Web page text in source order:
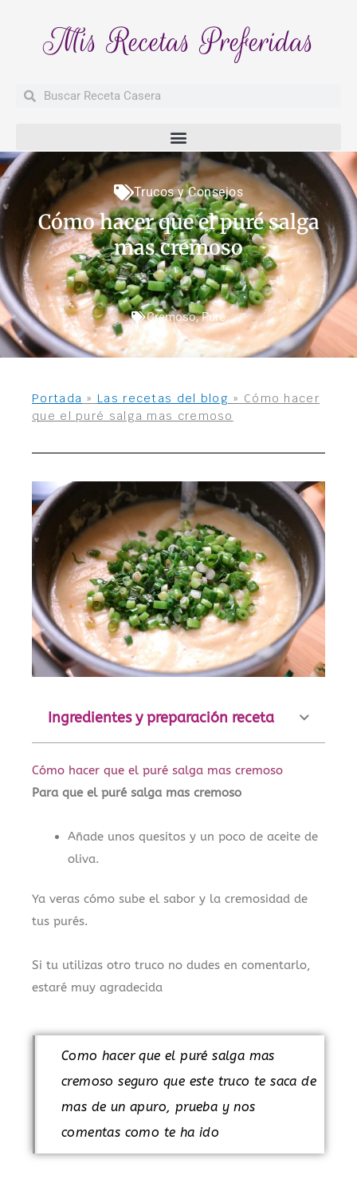
Mis Recetas Preferidas
BuscarBuscar
Trucos y Consejos
Cómo hacer que el puré salga
mas cremoso
Cremoso,Pure
Portada » Las recetas del blog » Cómo hacer
que el puré salga mas cremoso
Ingredientes y preparación receta
Cómo hacer que el puré salga mas cremoso
Para que el puré salga mas cremoso
Añade unos quesitos y un poco de aceite de
oliva.
Ya veras cómo sube el sabor y la cremosidad de
tus purés.
Si tu utilizas otro truco no dudes en comentarlo,
estaré muy agradecida
Como hacer que el puré salga mas
cremoso seguro que este truco te saca de
mas de un apuro, prueba y nos
comentas como te ha ido